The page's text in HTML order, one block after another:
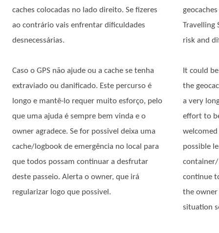
caches colocadas no lado direito. Se fizeres
ao contrário vais enfrentar dificuldades
desnecessárias.
Caso o GPS não ajude ou a cache se tenha
extraviado ou danificado. Este percurso é
longo e mantê-lo requer muito esforço, pelo
que uma ajuda é sempre bem vinda e o
owner agradece. Se for possivel deixa uma
cache/logbook de emergência no local para
que todos possam continuar a desfrutar
deste passeio. Alerta o owner, que irá
regularizar logo que possivel.
Travelling
risk and
It could
the
a very
effort to
possible
continue
the
situation